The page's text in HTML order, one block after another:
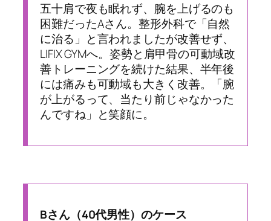
五十肩で夜も眠れず、腕を上げるのも
困難だったAさん。整形外科で「自然
に治る」と言われましたが改善せず、
LIFIX GYMへ。姿勢と肩甲骨の可動域改
善トレーニングを続けた結果、半年後
には痛みも可動域も大きく改善。「腕
が上がるって、当たり前じゃなかった
んですね」と笑顔に。
Bさん（40代男性）のケース